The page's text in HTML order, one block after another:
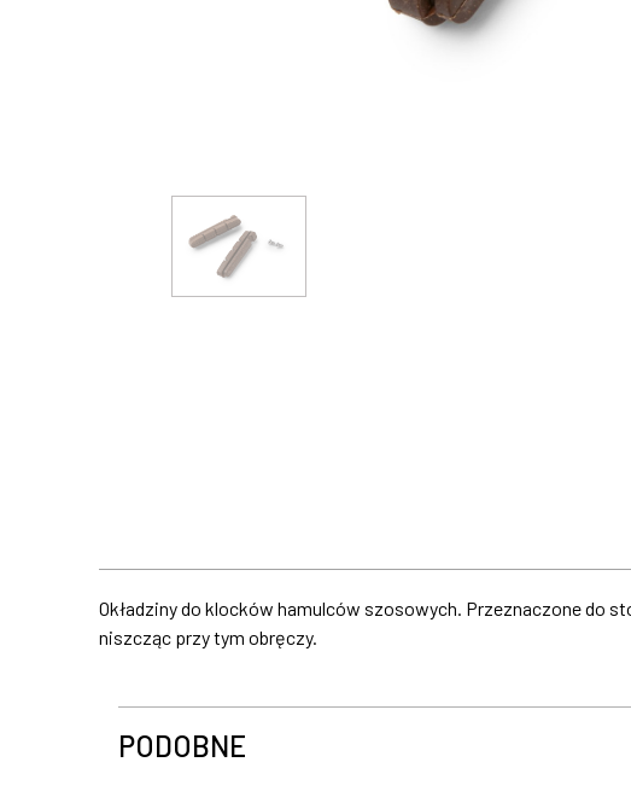
Okładziny do klocków hamulców szosowych. Przeznaczone do
niszcząc przy tym obręczy.
PODOBNE